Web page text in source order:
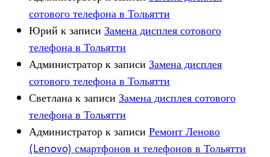
сотового телефона в Тольятти
Юрий к записи Замена дисплея сотового
телефона в Тольятти
Администраторк записи Замена дисплея
сотового телефона в Тольятти
Светланак записи Замена дисплея сотового
телефона в Тольятти
Администраторк записи Ремонт Леново
(Lenovo) смартфонов и телефонов в Тольятти